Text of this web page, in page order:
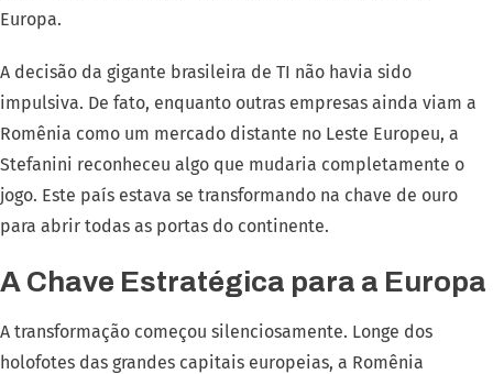
Europa.
A decisão da gigante brasileira de TI não havia sido
impulsiva. De fato, enquanto outras empresas ainda viam a
Romênia como um mercado distante no Leste Europeu, a
Stefanini reconheceu algo que mudaria completamente o
jogo. Este país estava se transformando na chave de ouro
para abrir todas as portas do continente.
A Chave Estratégica para a Europa
A transformação começou silenciosamente. Longe dos
holofotes das grandes capitais europeias, a Romênia